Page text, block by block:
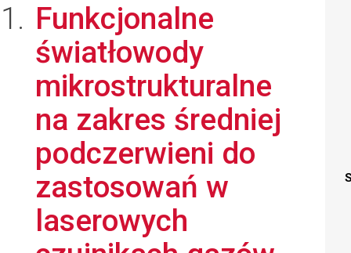
Funkcjonalne
światłowody
mikrostrukturalne
na zakres średniej
podczerwieni do
zastosowań w
laserowych